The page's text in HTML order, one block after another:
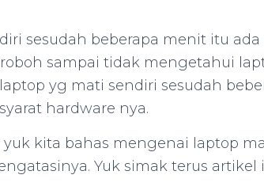
sesudah beberapa menit itu ada
sampai tidak mengetahui
yg mati sendiri sesudah
hardware nya.
kita bahas mengenai laptop
Yuk simak terus artikel